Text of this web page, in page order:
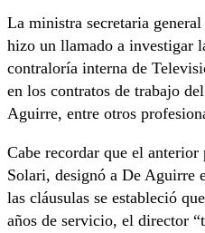
La ministra secretaria
hizo un llamado a investigar
contraloría interna de
en los contratos de trabajo
Aguirre, entre otros
Cabe recordar que el
Solari, designó a De Aguirre
las cláusulas se estableció
años de servicio, el director